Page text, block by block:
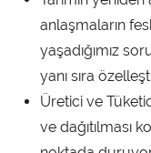
anlaşmaların
yaşadığımız
yanı sıra
Üretici ve
ve dağıtılması